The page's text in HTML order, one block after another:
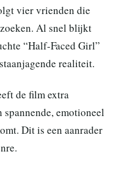
vier vrienden die
Al snel blijkt
“Half-Faced Girl”
realiteit.
de film extra
emotioneel
Dit is een aanrader